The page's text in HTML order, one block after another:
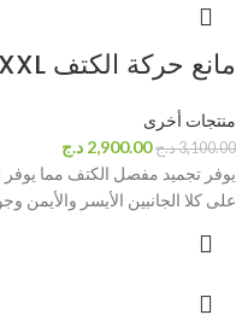
مانع حركة الكتف S/M/L/XL/XXL
منتجات أخرى
3,100.00د.ج 2,900.00 د.ج
يوفر تجميد مفصل الكتف مما يوفر
على كلا الجانبين الأيسر والأيمن